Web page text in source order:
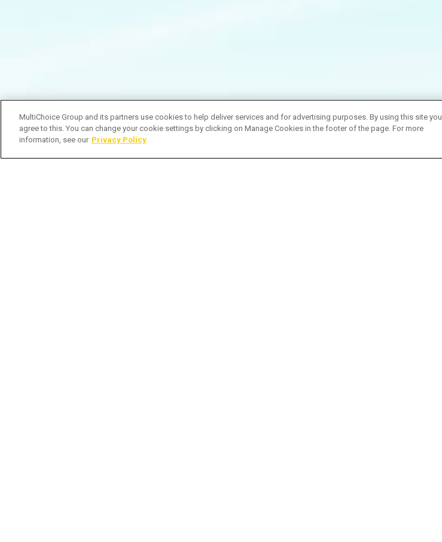
MultiChoice Group and its partners use cookies to help deliver services and for advertising purposes. By using this site you
agree to this. You can change your cookie settings by clicking on Manage Cookies in the footer of the page. For more
information, see our Privacy Policy